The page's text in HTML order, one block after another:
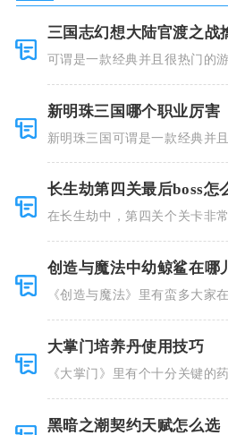
三国志幻想大陆官渡之战
可谓是一款经典并且很热门的
新明珠三国哪个职业厉害
新明珠三国可谓是一款经典并
长生劫第四关最后boss怎
在长生劫中，第四关个关卡非
创造与魔法中幼鲸鲨在哪
《创造与魔法》里有蛮多大家
大掌门培养丹使用技巧
《大掌门》里有个十分关键的
黑暗之潮契约天赋怎么选